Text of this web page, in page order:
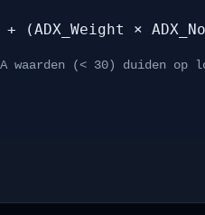
(ADX_Weight ×
(< 30) duiden op